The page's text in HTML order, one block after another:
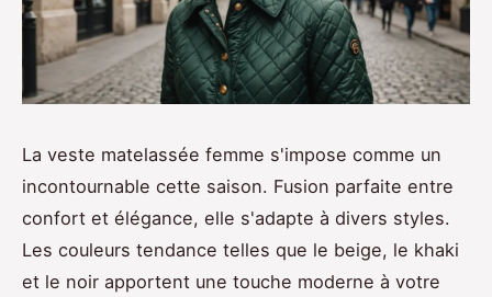
La veste matelassée femme s'impose comme un
incontournable cette saison. Fusion parfaite entre
confort et élégance, elle s'adapte à divers styles.
Les couleurs tendance telles que le beige, le khaki
et le noir apportent une touche moderne à votre